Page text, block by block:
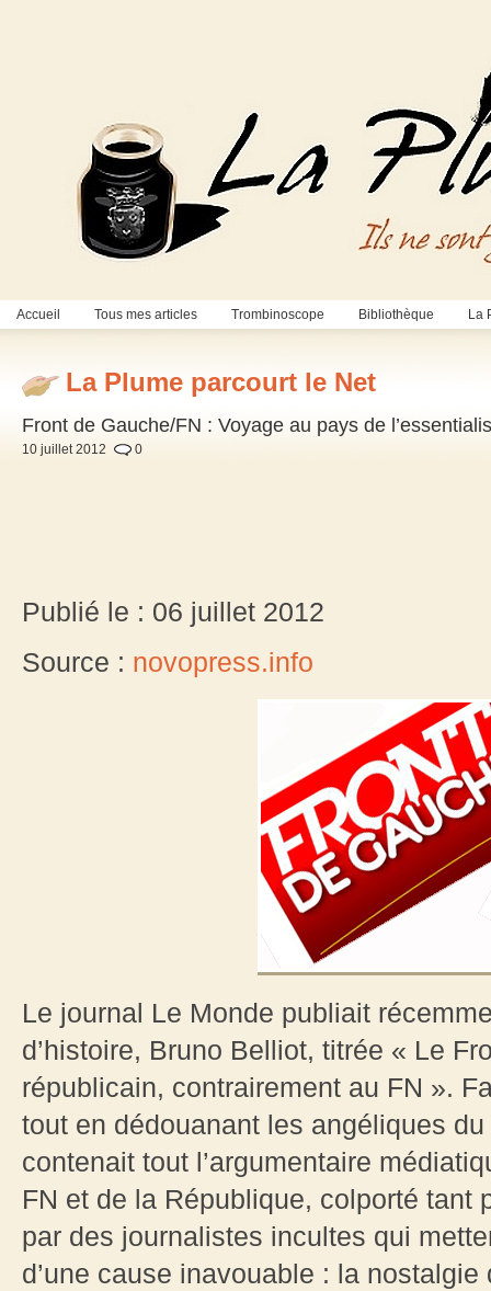
Accueil Tous mes articles Trombinoscope Bibliothèque La
La Plume parcourt le Net
Front de Gauche/FN : Voyage au pays de
10 juillet 2012 0
Publié le : 06 juillet 2012
Source : novopress.info
Le journal Le Monde publiait
d’histoire, Bruno Belliot, titrée « Le
républicain, contrairement au FN ».
tout en dédouanant les angéliques
contenait tout l’argumentaire
FN et de la République, colporté tant
par des journalistes incultes qui
d’une cause inavouable : la